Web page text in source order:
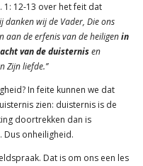
1: 12-13 over het feit dat
danken wij de Vader, Die ons
aan de erfenis van de heiligenin
van de duisternisen
liefde.’’
In feite kunnen we dat
zien: duisternis is de
doortrekken dan is
Dus onheiligheid.
Dat is om ons een les